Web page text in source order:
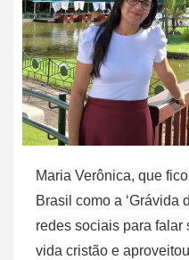
Maria Verônica, que
Brasil como a ‘Grávida
redes sociais para falar
vida cristão e